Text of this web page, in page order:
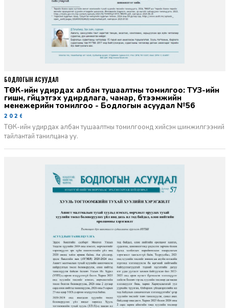
ТӨК-ийн удирдах албан тушаалтны томилгоо: ТУЗ-ийн
гишүүн, гүйцэтгэх удирдлага, чанар, бүтээмжийн
менежерийн томилгоо - Бодлогын асуудал №56
2026-06-02
ТӨК-ийн удирдах албан тушаалтны томилгоонд хийсэн шинжилгээний
тайлантай танилцана уу.
БОДЛОГЫН АСУУДАЛ